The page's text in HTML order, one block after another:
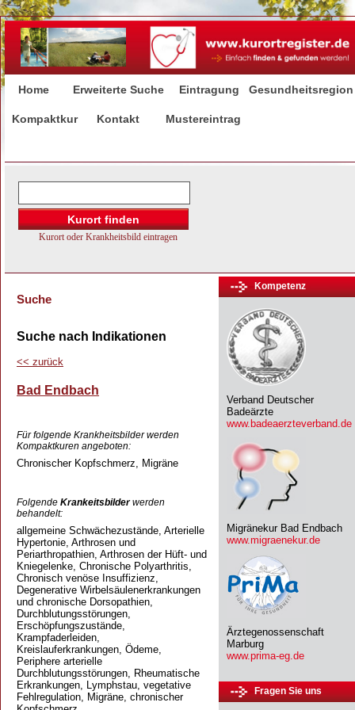
Home Erweiterte Suche Eintragung Gesundheitsregion
Kompaktkur Kontakt Mustereintrag
Suche
Suche nach Indikationen
<< zurück
Bad Endbach
Für folgende Krankheitsbilder werden
Kompaktkuren angeboten:
Chronischer Kopfschmerz, Migräne
Folgende Krankeitsbilderwerden
behandelt:
allgemeine Schwächezustände, Arterielle
Hypertonie, Arthrosen und
Periarthropathien, Arthrosen der Hüft- und
Kniegelenke, Chronische Polyarthritis,
Chronisch venöse Insuffizienz,
Degenerative Wirbelsäulenerkrankungen
und chronische Dorsopathien,
Durchblutungsstörungen,
Erschöpfungszustände,
Krampfaderleiden,
Kreislauferkrankungen, Ödeme,
Periphere arterielle
Durchblutungsstörungen, Rheumatische
Erkrankungen, Lymphstau, vegetative
Fehlregulation, Migräne, chronischer
Kompetenz
Verband Deutscher
Badeärzte
www.badeaerzteverband.de
Migränekur Bad Endbach
www.migraenekur.de
Ärztegenossenschaft
Marburg
www.prima-eg.de
Fragen Sie uns